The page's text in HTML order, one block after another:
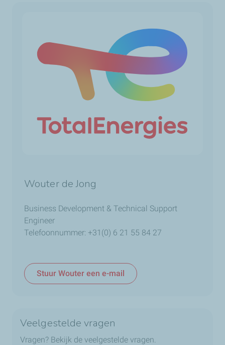
Wouter de Jong
Business Development & Technical Support
Engineer
Telefoonnummer: +31(0) 6 21 55 84 27
Stuur Wouter een e-mail
Veelgestelde vragen
Vragen? Bekijk de veelgestelde vragen.